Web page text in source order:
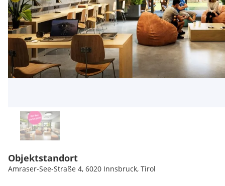
Objektstandort
Amraser-See-Straße 4, 6020 Innsbruck, Tirol